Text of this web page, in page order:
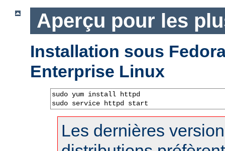
Aperçu pour les
Installation sous
Enterprise Linux
sudo yum install httpd
sudo service httpd start
Les dernières